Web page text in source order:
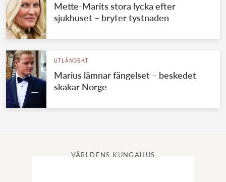
Mette-Marits stora lycka efter
sjukhuset – bryter tystnaden
UTLÄNDSKT
Marius lämnar fängelset – beskedet
skakar Norge
VÄRLDENS KUNGAHUS